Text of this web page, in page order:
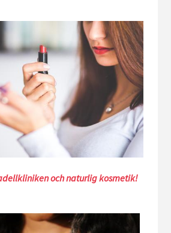
och naturlig kosmetik!